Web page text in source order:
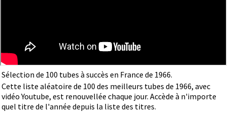
Sélection de 100 tubes à succès en France de 1966.
Cette liste aléatoire de 100 des meilleurs tubes de 1966, avec
vidéo Youtube, est renouvellée chaque jour. Accède à n'importe
quel titre de l'année depuis la liste des titres.